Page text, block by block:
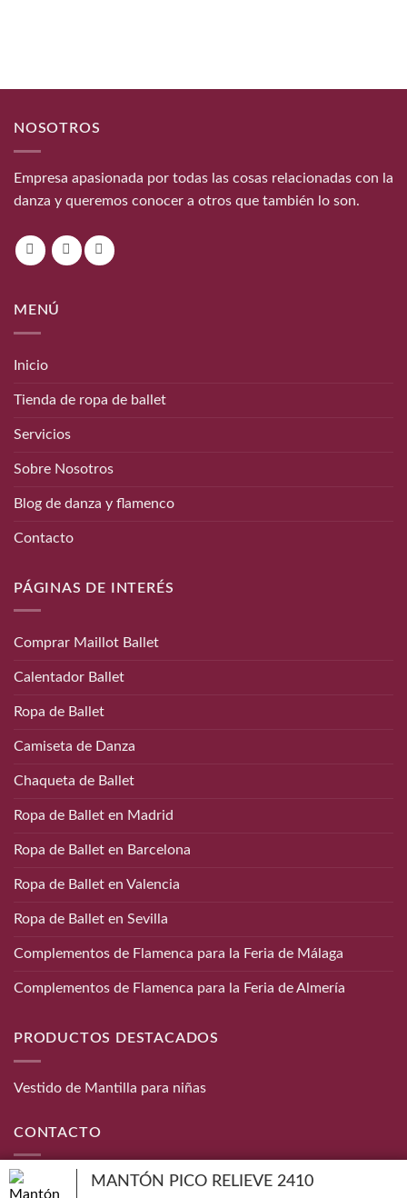
NOSOTROS
Empresa apasionada por todas las cosas relacionadas con la
danza y queremos conocer a otros que también lo son.
MENÚ
Inicio
Tienda de ropa de ballet
Servicios
Sobre Nosotros
Blog de danza y flamenco
Contacto
PÁGINAS DE INTERÉS
Comprar Maillot Ballet
Calentador Ballet
Ropa de Ballet
Camiseta de Danza
Chaqueta de Ballet
Ropa de Ballet en Madrid
Ropa de Ballet en Barcelona
Ropa de Ballet en Valencia
Ropa de Ballet en Sevilla
Complementos de Flamenca para la Feria de Málaga
Complementos de Flamenca para la Feria de Almería
PRODUCTOS DESTACADOS
Vestido de Mantilla para niñas
CONTACTO
Teléfono:
656 872 190
MANTÓN PICO RELIEVE 2410